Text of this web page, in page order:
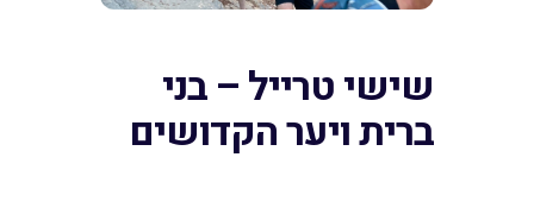
שישי טרייל – בני
ברית ויער הקדושים